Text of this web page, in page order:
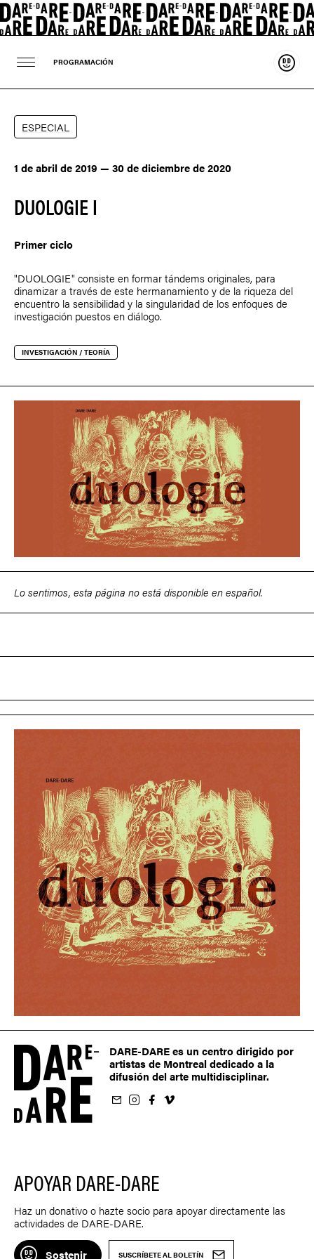
PROGRAMACIÓN
ESPECIAL
1 de abril de 2019 — 30 de diciembre de 2020
DUOLOGIE I
Primer ciclo
"DUOLOGIE" consiste en formar tándems originales, para
dinamizar a través de este hermanamiento y de la riqueza del
encuentro la sensibilidad y la singularidad de los enfoques de
investigación puestos en diálogo.
INVESTIGACIÓN / TEORÍA
Lo sentimos, esta página no está disponible en español.
DARE-DARE es un centro dirigido por
artistas de Montreal dedicado a la
difusión del arte multidisciplinar.
sur Instagram
sur Facebook
nous sur Vimeo
APOYAR DARE-DARE
Haz un donativo o hazte socio para apoyar directamente las
actividades de DARE-DARE.
Sostenir SUSCRÍBETE AL BOLETÍN